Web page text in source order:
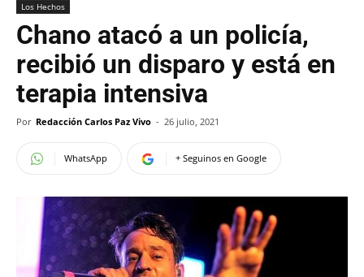
Los Hechos
Chano atacó a un policía,
recibió un disparo y está en
terapia intensiva
Por Redacción Carlos Paz Vivo - 26 julio, 2021
WhatsApp + Seguinos en Google